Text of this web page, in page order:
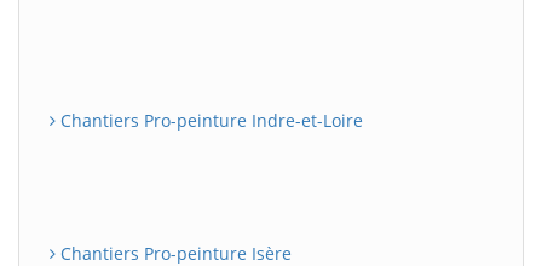
Chantiers Pro-peinture Indre-et-Loire
Chantiers Pro-peinture Isère